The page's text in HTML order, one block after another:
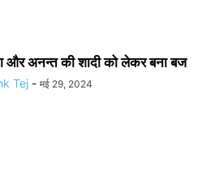
और अनन्त की शादी को लेकर बना बज
Tej - मई 29, 2024